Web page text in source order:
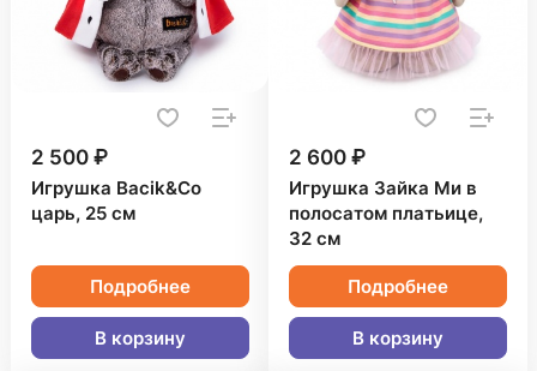
2 500 ₽
Игрушка Bacik&Co
царь, 25 см
Подробнее
В корзину
2 600 ₽
Игрушка Зайка Ми в
полосатом платьице,
32 см
Подробнее
В корзину